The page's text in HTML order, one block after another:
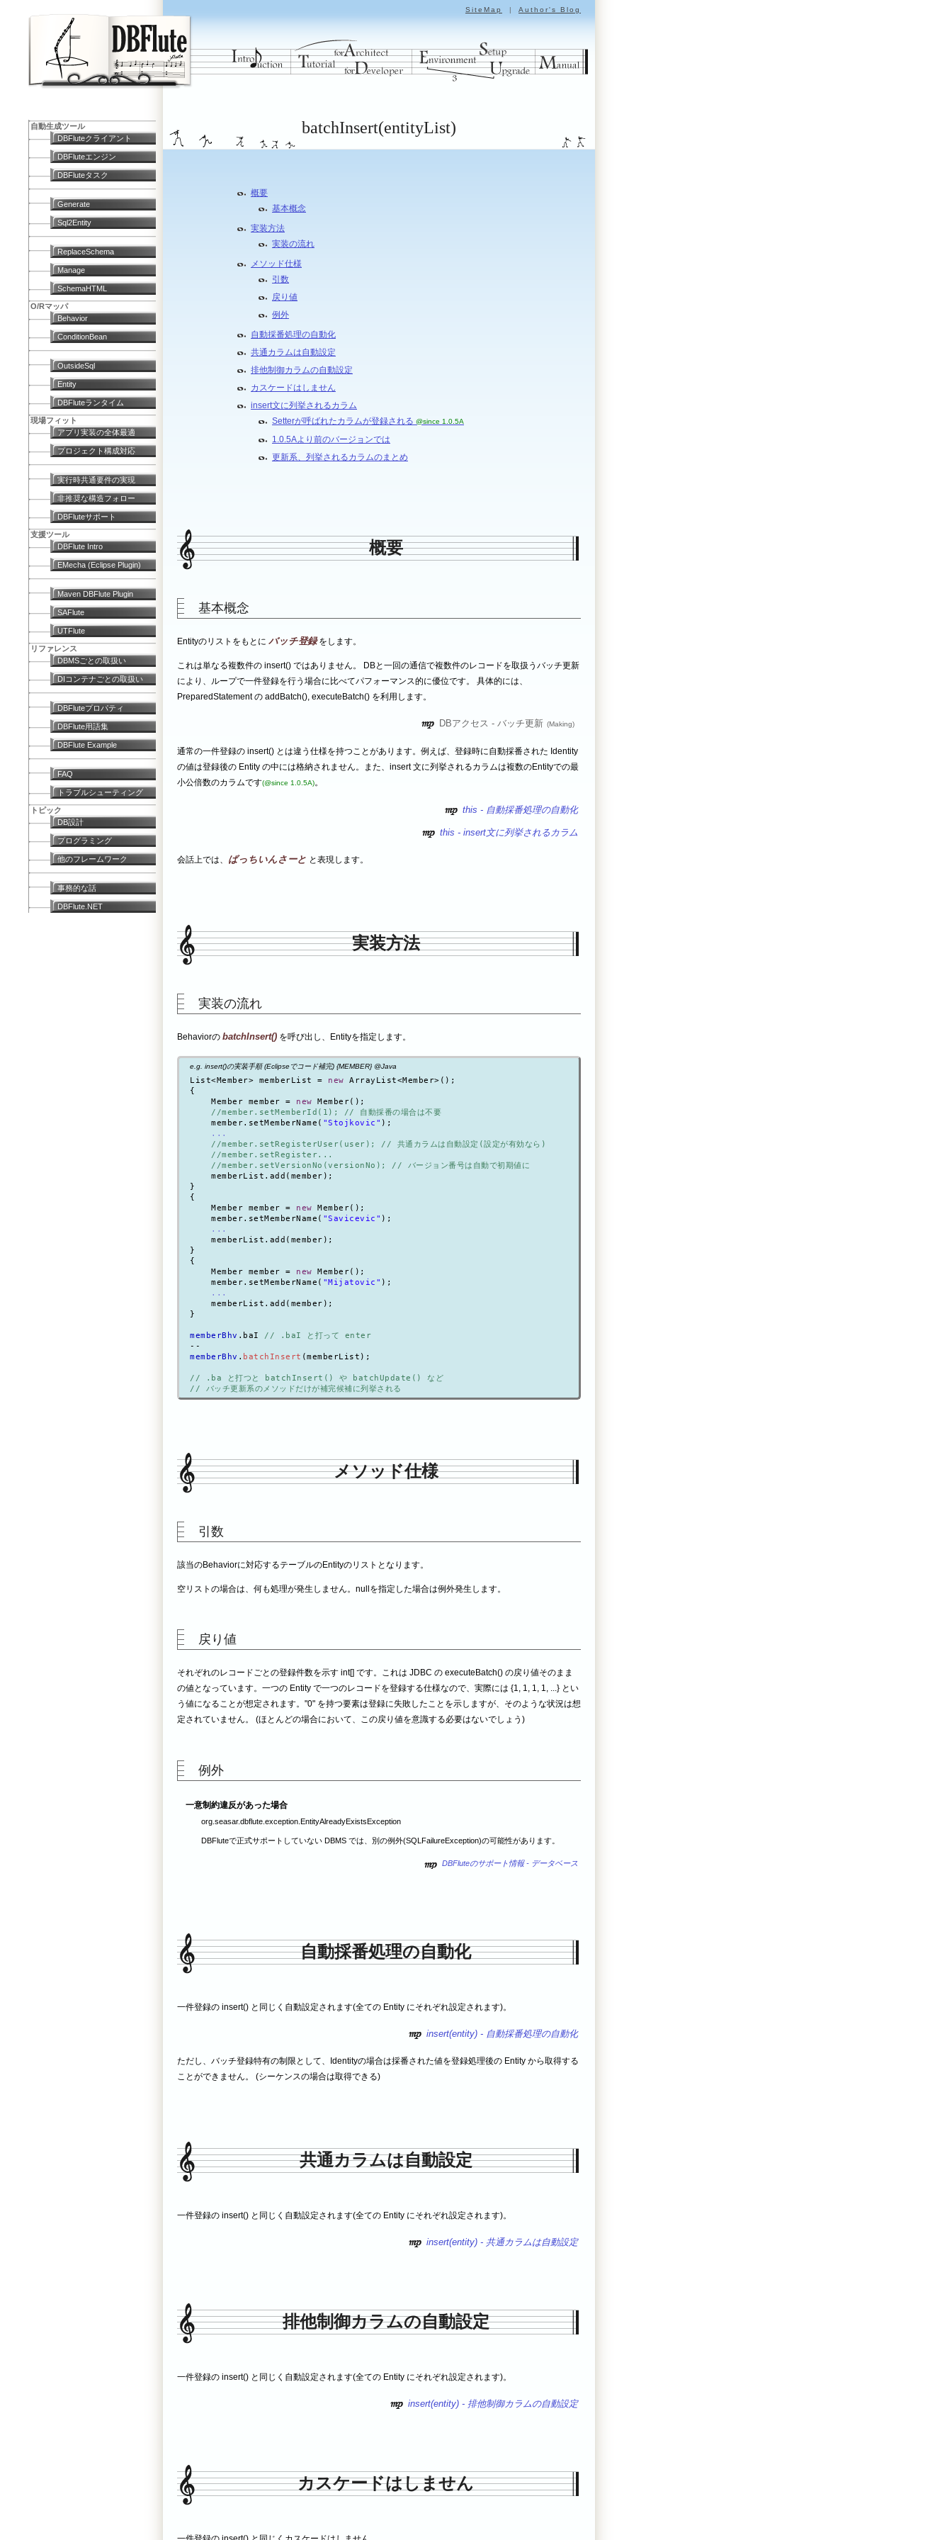
SiteMap | Author's Blog
batchInsert(entityList)
概要
基本概念
実装方法
実装の流れ
メソッド仕様
引数
戻り値
例外
自動採番処理の自動化
共通カラムは自動設定
排他制御カラムの自動設定
カスケードはしません
insert文に列挙されるカラム
Setterが呼ばれたカラムが登録される @since 1.0.5A
1.0.5Aより前のバージョンでは
更新系、列挙されるカラムのまとめ
概要
基本概念
Entityのリストをもとに バッチ登録をします。
これは単なる複数件の insert() ではありません。 DBと一回の通信で複数件のレコードを取扱うバッチ更新
により、ループで一件登録を行う場合に比べてパフォーマンス的に優位です。 具体的には、
PreparedStatement の addBatch(), executeBatch() を利用します。
DBアクセス - バッチ更新
通常の一件登録の insert() とは違う仕様を持つことがあります。例えば、登録時に自動採番された Identity
の値は登録後の Entity の中には格納されません。また、insert 文に列挙されるカラムは複数のEntityでの最
小公倍数のカラムです(@since 1.0.5A)。
this - 自動採番処理の自動化
this - insert文に列挙されるカラム
会話上では、 ばっちいんさーと と表現します。
実装方法
実装の流れ
Behaviorの batchInsert() を呼び出し、Entityを指定します。
e.g. insert()の実装手順 (Eclipseでコード補完) {MEMBER} @Java
List<Member> memberList = new ArrayList<Member>();
{
    Member member =
new Member();
//member.setMemberId(1);
// 自動採番の場合は不要
    member.setMemberName(
"Stojkovic" );
...
//member.setRegisterUser(user);
// 共通カラムは自動設定(設定が有効なら)
//member.setRegister...
//member.setVersionNo(versionNo);
// バージョン番号は自動で初期値に
    memberList.add(member);
}
{
    Member member =
new Member();
    member.setMemberName(
"Savicevic" );
...
    memberList.add(member);
}
{
    Member member =
new Member();
    member.setMemberName(
"Mijatovic" );
...
    memberList.add(member);
}
memberBhv .baI // .baI と打って enter
memberBhv . batchInsert (memberList);
// .ba と打つと batchInsert() や batchUpdate() など
// バッチ更新系のメソッドだけが補完候補に列挙される
メソッド仕様
引数
該当のBehaviorに対応するテーブルのEntityのリストとなります。
空リストの場合は、何も処理が発生しません。nullを指定した場合は例外発生します。
戻り値
それぞれのレコードごとの登録件数を示す int[] です。これは JDBC の executeBatch() の戻り値そのまま
の値となっています。一つの Entity で一つのレコードを登録する仕様なので、実際には {1, 1, 1, 1, ...} とい
う値になることが想定されます。"0" を持つ要素は登録に失敗したことを示しますが、そのような状況は想
定されていません。 (ほとんどの場合において、この戻り値を意識する必要はないでしょう)
例外
一意制約違反があった場合
org.seasar.dbflute.exception.EntityAlreadyExistsException
DBFluteで正式サポートしていない DBMS では、別の例外(SQLFailureException)の可能性があります。
DBFluteのサポート情報 - データベース
自動採番処理の自動化
一件登録の insert() と同じく自動設定されます(全ての Entity にそれぞれ設定されます)。
insert(entity) - 自動採番処理の自動化
ただし、バッチ登録特有の制限として、Identityの場合は採番された値を登録処理後の Entity から取得する
ことができません。 (シーケンスの場合は取得できる)
共通カラムは自動設定
一件登録の insert() と同じく自動設定されます(全ての Entity にそれぞれ設定されます)。
insert(entity) - 共通カラムは自動設定
排他制御カラムの自動設定
一件登録の insert() と同じく自動設定されます(全ての Entity にそれぞれ設定されます)。
insert(entity) - 排他制御カラムの自動設定
カスケードはしません
自動生成ツール
DBFluteクライアント
DBFluteエンジン
DBFluteタスク
Generate
Sql2Entity
ReplaceSchema
Manage
SchemaHTML
O/Rマッパ
Behavior
ConditionBean
OutsideSql
Entity
DBFluteランタイム
現場フィット
アプリ実装の全体最適
プロジェクト構成対応
実行時共通要件の実現
非推奨な構造フォロー
DBFluteサポート
支援ツール
DBFlute Intro
EMecha (Eclipse Plugin)
Maven DBFlute Plugin
SAFlute
UTFlute
リファレンス
DBMSごとの取扱い
DIコンテナごとの取扱い
DBFluteプロパティ
DBFlute用語集
DBFlute Example
FAQ
トラブルシューティング
トピック
DB設計
プログラミング
他のフレームワーク
事務的な話
DBFlute.NET